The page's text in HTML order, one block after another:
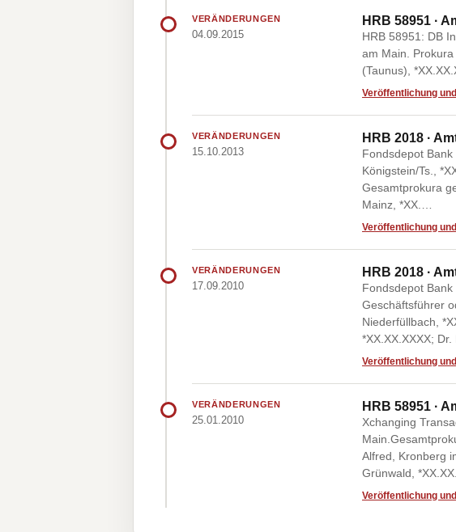
VERÄNDERUNGEN
04.09.2015
HRB 58951 ·
HRB 58951: DB
am Main.
(Taunus),
Veröffentlichung
VERÄNDERUNGEN
15.10.2013
HRB 2018 ·
Fondsdepot
Königstein/Ts.,
Gesamtprokura
Mainz, *XX.…
Veröffentlichung
VERÄNDERUNGEN
17.09.2010
HRB 2018 ·
Fondsdepot
Geschäftsführer
Niederfüllbach,
*XX.XX.XXXX; Dr.
Veröffentlichung
VERÄNDERUNGEN
25.01.2010
HRB 58951 ·
Xchanging
Alfred, Kronberg
Grünwald,
Veröffentlichung